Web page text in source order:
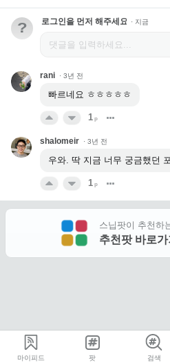
? 로그인을 먼저 해주세요. · 지금
rani ·3년 전
빠르네요 ㅎㅎㅎㅎㅎ
1 p
shalomeir ·3년 전
우와. 딱 지금 너무 궁금했던
1 p
스닙팟이 추천하
추천팟 바로가
마이피드 팟 검색